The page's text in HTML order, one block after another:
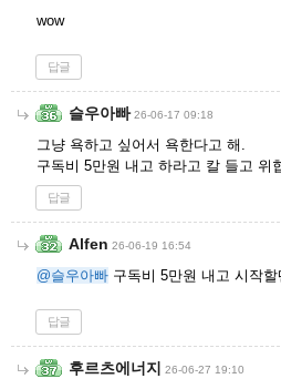
wow
답글
슬우아빠 26-06-17 09:18
그냥 욕하고 싶어서 욕한다고 해.
구독비 5만원 내고 하라고 칼 들고 위
답글
Alfen 26-06-19 16:54
@슬우아빠 구독비 5만원 내고 시작
답글
후르츠에너지 26-06-27 19:10